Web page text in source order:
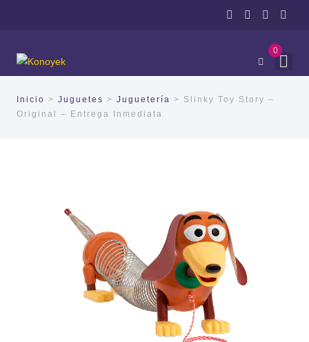
0
Inicio > Juguetes > Juguetería > Slinky Toy Story –
Original – Entrega Inmediata